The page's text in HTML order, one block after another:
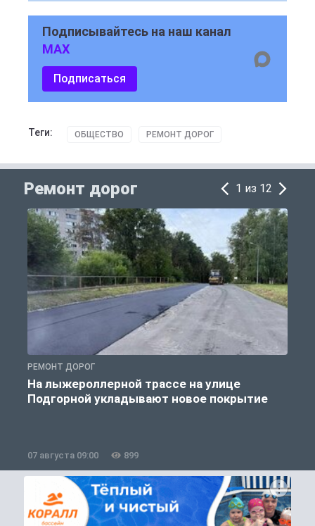
Подписывайтесь на наш канал
MAX
Подписаться
Теги: ОБЩЕСТВО РЕМОНТ ДОРОГ
Ремонт дорог 1 из 12
РЕМОНТ ДОРОГ
На лыжероллерной трассе на улице
Подгорной укладывают новое покрытие
07 августа 09:00 899